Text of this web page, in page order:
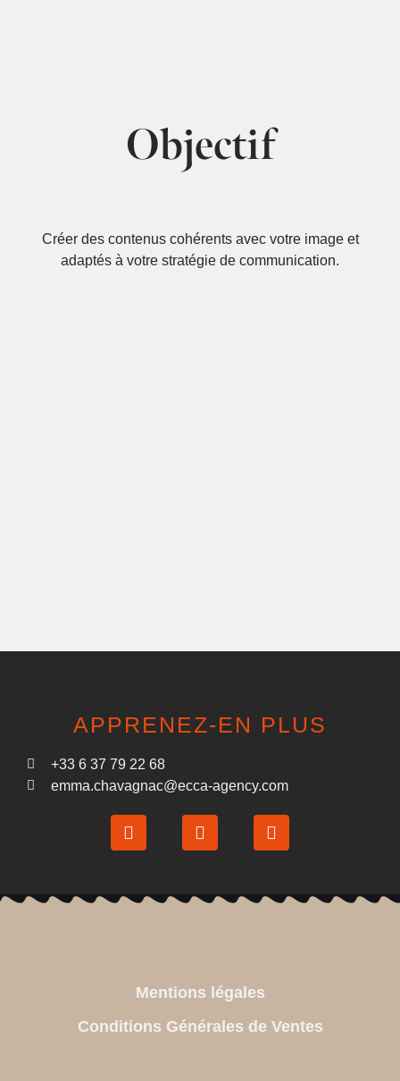
Objectif
Créer des contenus cohérents avec votre image et
adaptés à votre stratégie de communication.
APPRENEZ-EN PLUS
+33 6 37 79 22 68
emma.chavagnac@ecca-agency.com
Mentions légales
Conditions Générales de Ventes